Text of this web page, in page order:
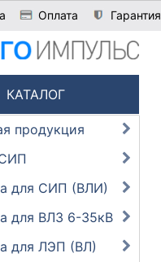
Оплата Гарантия
КАТАЛОГ
продукция
для СИП (ВЛИ)
для ВЛЗ 6-35кВ
для ЛЭП (ВЛ)